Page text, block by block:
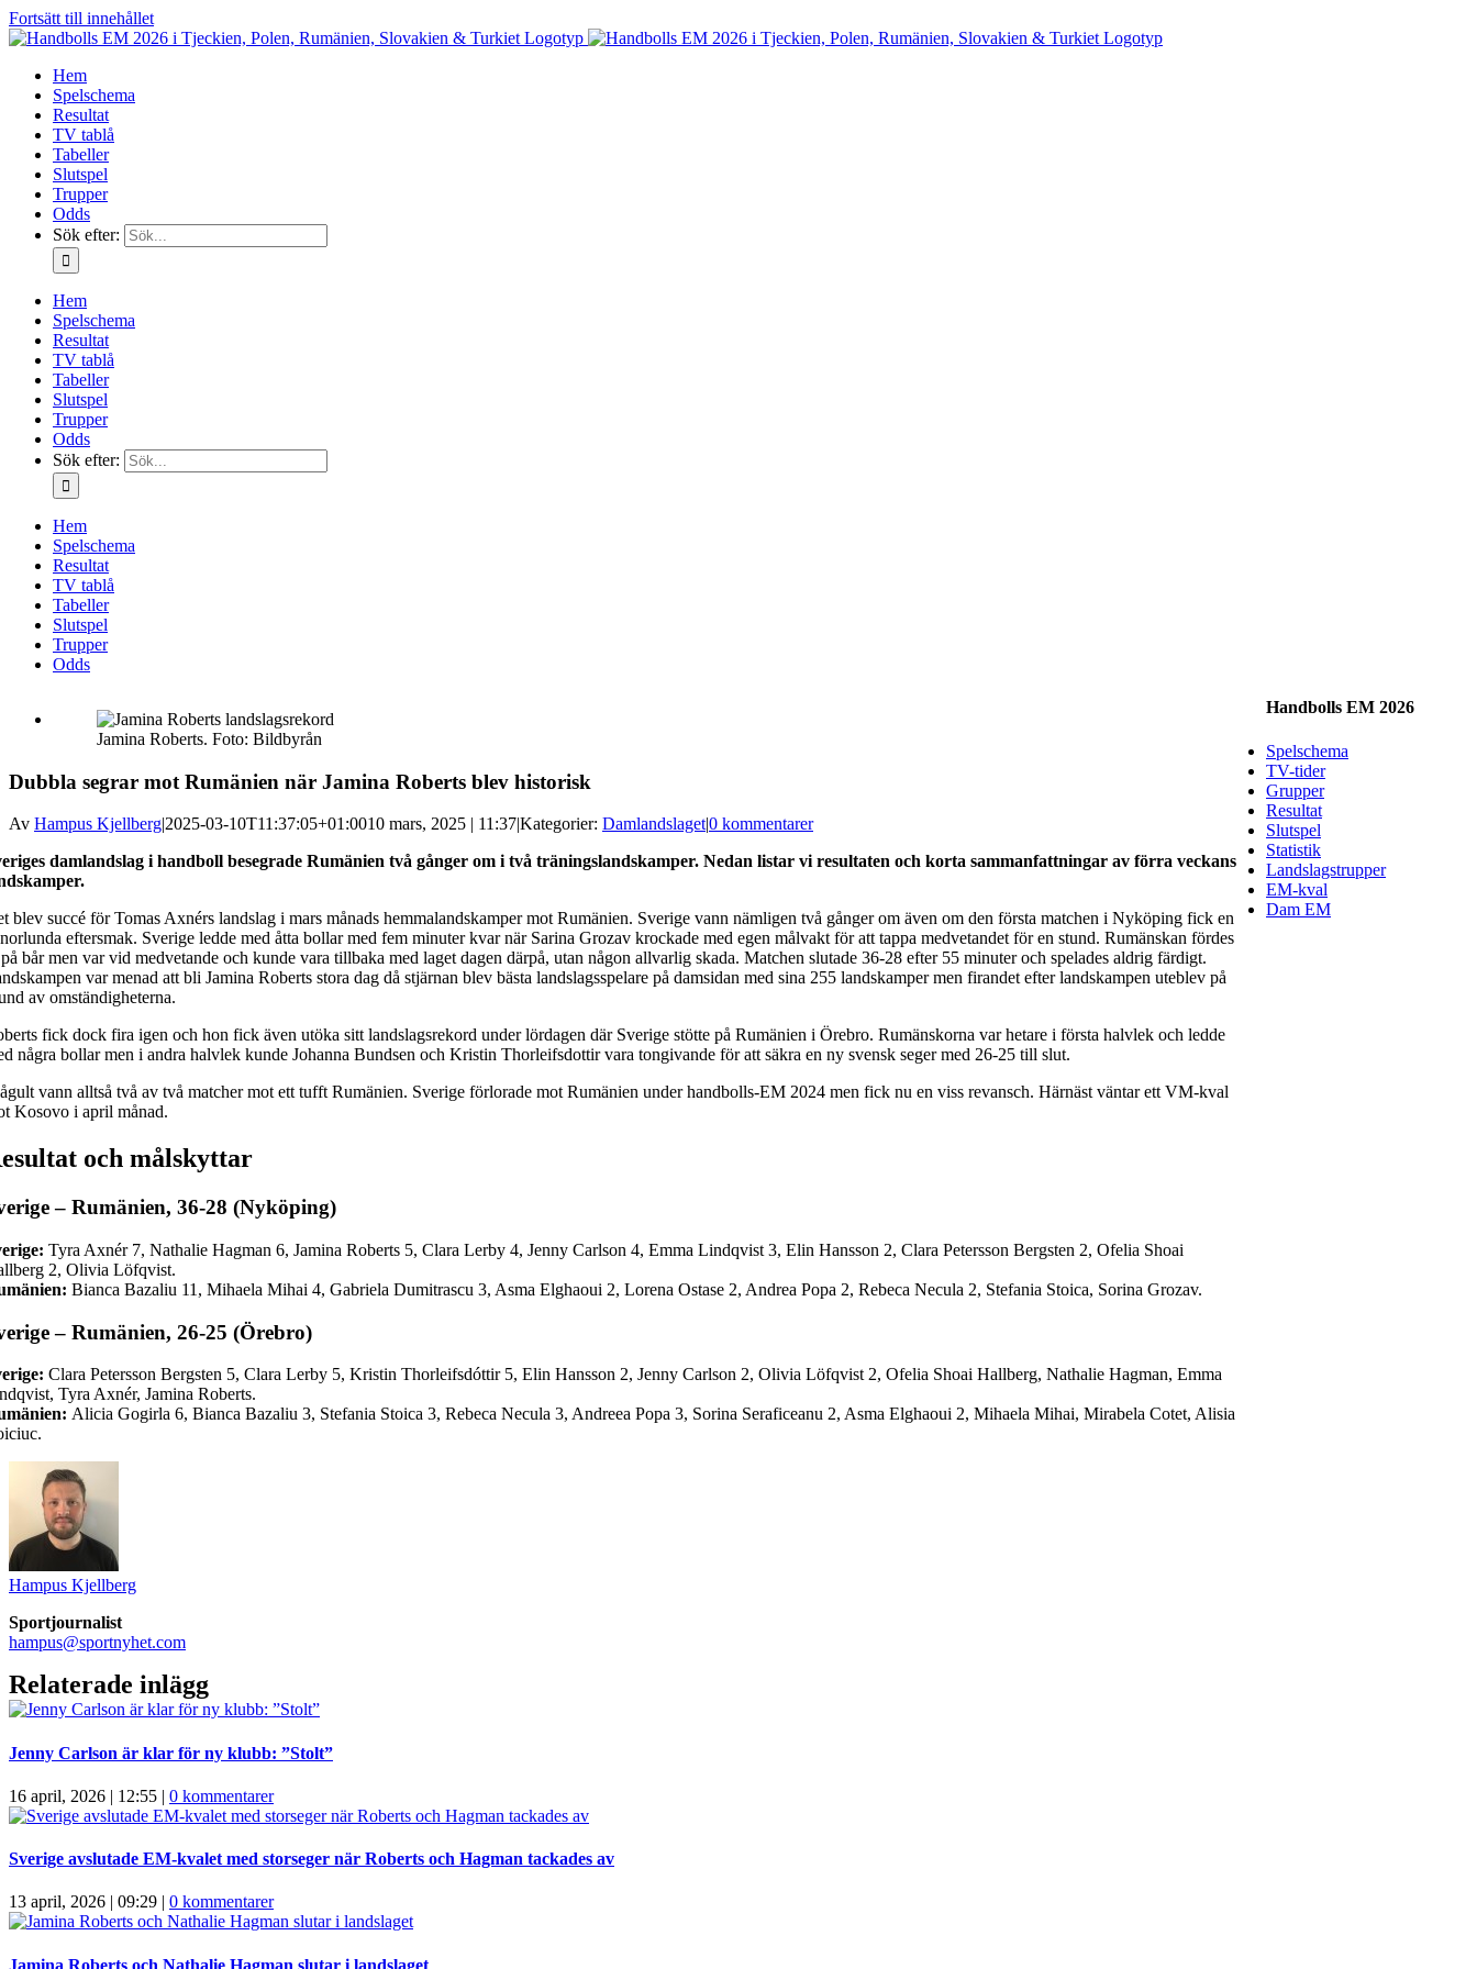
Fortsätt till innehållet
Hem
Spelschema
Resultat
TV tablå
Tabeller
Slutspel
Trupper
Odds
Sök efter:
Hem
Spelschema
Resultat
TV tablå
Tabeller
Slutspel
Trupper
Odds
Sök efter:
Hem
Spelschema
Resultat
TV tablå
Tabeller
Slutspel
Trupper
Odds
Jamina Roberts. Foto: Bildbyrån
Dubbla segrar mot Rumänien när Jamina Roberts blev historisk
Av Hampus Kjellberg|2025-03-10T11:37:05+01:0010 mars, 2025 | 11:37|Kategorier: Damlandslaget|0 kommentarer
damlandslag i handboll besegrade Rumänien två gånger om i två träningslandskamper. Nedan listar vi resultaten och korta sammanfattningar av förra veckans
blev succé för Tomas Axnérs landslag i mars månads hemmalandskamper mot Rumänien. Sverige vann nämligen två gånger om även om den första matchen i Nyköping fick en
eftersmak. Sverige ledde med åtta bollar med fem minuter kvar när Sarina Grozav krockade med egen målvakt för att tappa medvetandet för en stund. Rumänskan fördes
bår men var vid medvetande och kunde vara tillbaka med laget dagen därpå, utan någon allvarlig skada. Matchen slutade 36-28 efter 55 minuter och spelades aldrig färdigt.
var menad att bli Jamina Roberts stora dag då stjärnan blev bästa landslagsspelare på damsidan med sina 255 landskamper men firandet efter landskampen uteblev på
av omständigheterna.
fick dock fira igen och hon fick även utöka sitt landslagsrekord under lördagen där Sverige stötte på Rumänien i Örebro. Rumänskorna var hetare i första halvlek och ledde
några bollar men i andra halvlek kunde Johanna Bundsen och Kristin Thorleifsdottir vara tongivande för att säkra en ny svensk seger med 26-25 till slut.
vann alltså två av två matcher mot ett tufft Rumänien. Sverige förlorade mot Rumänien under handbolls-EM 2024 men fick nu en viss revansch. Härnäst väntar ett VM-kval
Kosovo i april månad.
och målskyttar
– Rumänien, 36-28 (Nyköping)
Tyra Axnér 7, Nathalie Hagman 6, Jamina Roberts 5, Clara Lerby 4, Jenny Carlson 4, Emma Lindqvist 3, Elin Hansson 2, Clara Petersson Bergsten 2, Ofelia Shoai
2, Olivia Löfqvist.
Bianca Bazaliu 11, Mihaela Mihai 4, Gabriela Dumitrascu 3, Asma Elghaoui 2, Lorena Ostase 2, Andrea Popa 2, Rebeca Necula 2, Stefania Stoica, Sorina Grozav.
– Rumänien, 26-25 (Örebro)
Clara Petersson Bergsten 5, Clara Lerby 5, Kristin Thorleifsdóttir 5, Elin Hansson 2, Jenny Carlson 2, Olivia Löfqvist 2, Ofelia Shoai Hallberg, Nathalie Hagman, Emma
Tyra Axnér, Jamina Roberts.
Alicia Gogirla 6, Bianca Bazaliu 3, Stefania Stoica 3, Rebeca Necula 3, Andreea Popa 3, Sorina Seraficeanu 2, Asma Elghaoui 2, Mihaela Mihai, Mirabela Cotet, Alisia
Hampus Kjellberg
Sportjournalist
hampus@sportnyhet.com
Relaterade inlägg
Jenny Carlson är klar för ny klubb: ”Stolt”
16 april, 2026 | 12:55 | 0 kommentarer
Sverige avslutade EM-kvalet med storseger när Roberts och Hagman tackades av
13 april, 2026 | 09:29 0 kommentarer
Jamina Roberts och Nathalie Hagman slutar i landslaget
Handbolls EM 2026
Spelschema
TV-tider
Grupper
Resultat
Slutspel
Statistik
Landslagstrupper
EM-kval
Dam EM